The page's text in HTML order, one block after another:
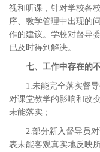
视和听课，针对学校各
序、教学管理中出现的
作的建议。学校对督导
已及时得到解决。
七、工作中存在的
1.未能完全落实督
对课堂教学的影响和改
未能落实；
2.部分新入督导员
表未能客观真实地反映